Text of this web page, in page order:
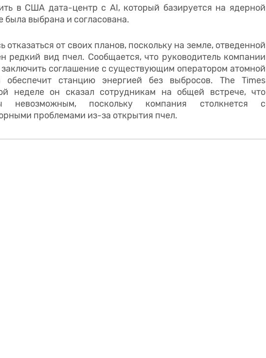
в США дата-центр с AI, который базируется на ядерной
была выбрана и согласована.
от своих планов, поскольку на земле, отведенной
редкий вид пчел. Сообщается, что руководитель компании
соглашение с существующим оператором атомной
обеспечит станцию энергией без выбросов. The Times
неделе он сказал сотрудникам на общей встрече, что
поскольку компания столкнется с
проблемами из-за открытия пчел.